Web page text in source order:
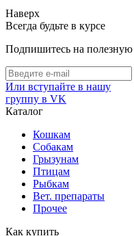
Наверх
Всегда будьте в курсе
Подпишитесь на полезную
Или вступайте в нашу
группу в VK
Каталог
Кошкам
Собакам
Грызунам
Птицам
Рыбкам
Вет. препараты
Прочее
Как купить